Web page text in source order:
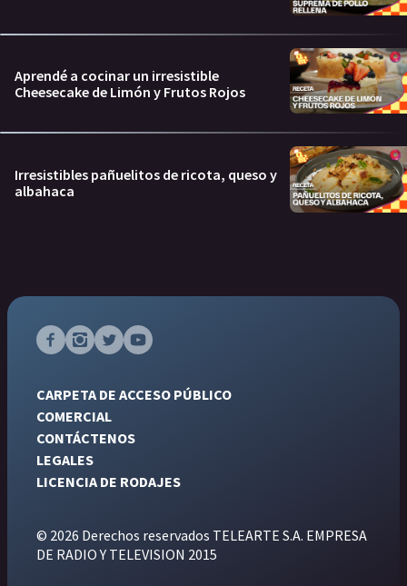
Aprendé a cocinar un irresistible
Cheesecake de Limón y Frutos Rojos
Irresistibles pañuelitos de ricota, queso y
albahaca
CARPETA DE ACCESO PÚBLICO
COMERCIAL
CONTÁCTENOS
LEGALES
LICENCIA DE RODAJES
© 2026 Derechos reservados TELEARTE S.A. EMPRESA
DE RADIO Y TELEVISION 2015